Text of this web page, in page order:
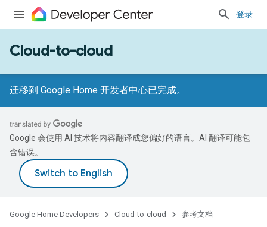
登录
Cloud-to-cloud
迁移到 Google Home 开发者中心已完成。
Google 会使用 AI 技术将内容翻译成您偏好的语言。AI 翻译可能包
含错误。
Google Home Developers Cloud-to-cloud 参考文档